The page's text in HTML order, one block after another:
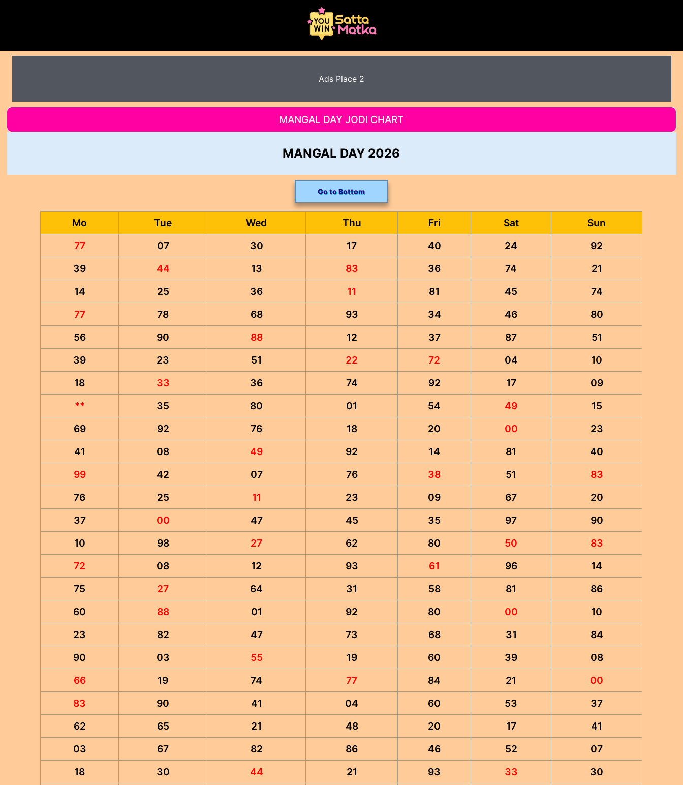
Ads Place 2
MANGAL DAY JODI CHART
MANGAL DAY 2026
Go to Bottom
Mo Tue Wed Thu Fri Sat
Sun
77
07 30 17 40 24
92
39
44 13 83 36 74
21
14
25 36 11 81 45
74
77
78 68 93 34 46
80
56
90 88 12 37 87
51
39
23 51 22 72 04
10
18
33 36 74 92 17
09
**
35 80 01 54 49
15
69
92 76 18 20 00
23
41
08 49 92 14 81
40
99
42 07 76 38 51
83
76
25 11 23 09 67
20
37
00 47 45 35 97
90
10
98 27 62 80 50
83
72
08 12 93 61 96
14
75
27 64 31 58 81
86
60
88 01 92 80 00
10
23
82 47 73 68 31
84
90
03 55 19 60 39
08
66
19 74 77 84 21
00
83
90 41 04 60 53
37
62
65 21 48 20 17
41
03
67 82 86 46 52
07
18
30 44 21 93 33
30